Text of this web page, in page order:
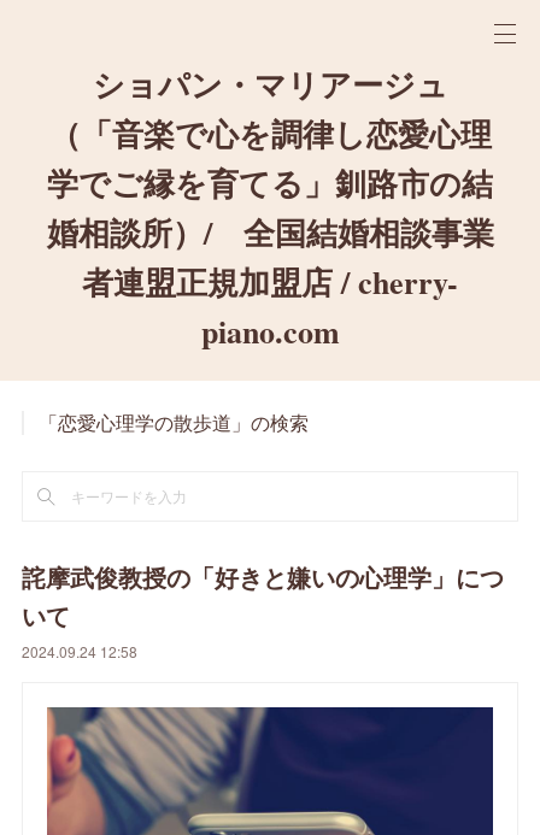
ショパン・マリアージュ
（「音楽で心を調律し恋愛心理
学でご縁を育てる」釧路市の結
婚相談所）/ 全国結婚相談事業
者連盟正規加盟店 / cherry-
piano.com
「恋愛心理学の散歩道」の検索
詫摩武俊教授の「好きと嫌いの心理学」につ
いて
2024.09.24 12:58